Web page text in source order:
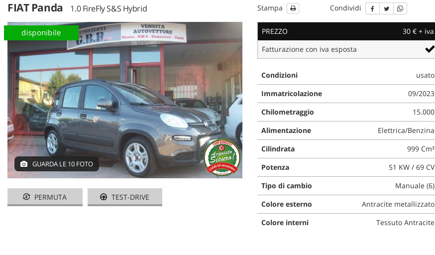
ASSISTENZA
CONTATTI
FIAT Panda 1.0 FireFly S&S Hybrid Stampa Condividi
disponibile
GUARDA LE 10 FOTO
PERMUTA TEST-DRIVE
PREZZO
30 € + iva
Fatturazione con iva esposta
Condizioni
usato
Immatricolazione
09/2023
Chilometraggio
15.000
Alimentazione
Elettrica/Benzina
Cilindrata
999 Cm³
Potenza
51 KW / 69 CV
Tipo di cambio
Manuale (6)
Colore esterno
Antracite metallizzato
Colore interni
Tessuto Antracite